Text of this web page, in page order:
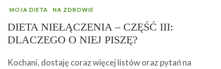
MOJA DIETA NA ZDROWIE
DIETA NIEŁĄCZENIA – CZĘŚĆ III:
DLACZEGO O NIEJ PISZĘ?
Kochani, dostaję coraz więcej listów oraz pytań na